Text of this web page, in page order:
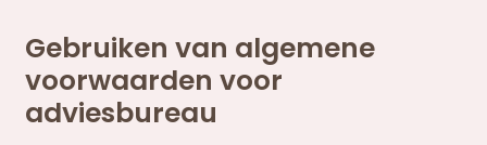
Gebruiken van algemene
voorwaarden voor
adviesbureau